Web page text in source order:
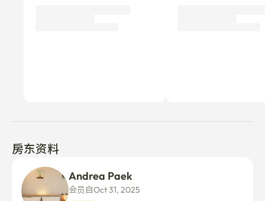
房东资料
Andrea Paek
会员自Oct 31, 2025